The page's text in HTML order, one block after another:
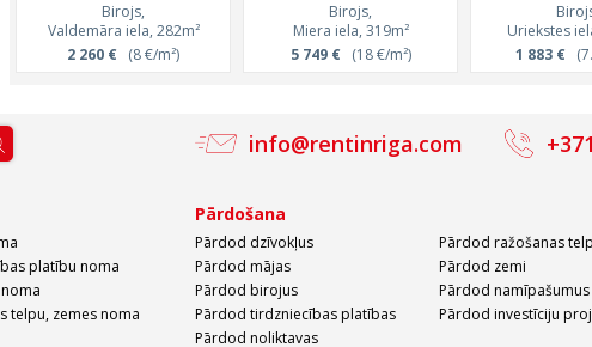
Birojs,
Krišjāņa Barona iela, 481m²
8 186 €(17 €/m²)
Birojs,
Valdemāra iela, 282m²
2 260 € (8 €/m²)
Birojs,
Miera iela, 319m²
5 749 €(18 €/m²)
Uriekstes
1 883 €
info@rentinriga.com
platību noma
telpu, zemes noma
Pārdošana
Pārdod dzīvokļus
Pārdod mājas
Pārdod birojus
Pārdod tirdzniecības platības
Pārdod noliktavas
Pārdod ražošanas
Pārdod zemi
Pārdod namīpašumus
Pārdod investīciju